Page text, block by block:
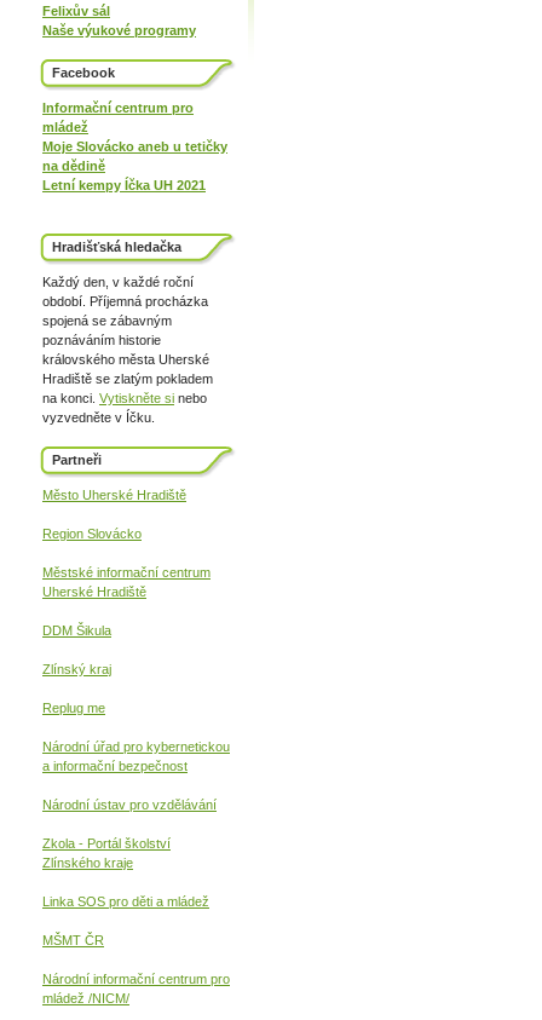
Felixův sál
Naše výukové programy
Facebook
Informační centrum pro
mládež
Moje Slovácko aneb u tetičky
na dědině
Letní kempy Íčka UH 2021
Hradišťská hledačka
Každý den, v každé roční
období. Příjemná procházka
spojená se zábavným
poznáváním historie
královského města Uherské
Hradiště se zlatým pokladem
na konci. Vytiskněte si nebo
vyzvedněte v Íčku.
Partneři
Město Uherské Hradiště
Region Slovácko
Městské informační centrum
Uherské Hradiště
DDM Šikula
Zlínský kraj
Replug me
Národní úřad pro kybernetickou
a informační bezpečnost
Národní ústav pro vzdělávání
Zkola - Portál školství
Zlínského kraje
Linka SOS pro děti a mládež
MŠMT ČR
Národní informační centrum pro
mládež /NICM/